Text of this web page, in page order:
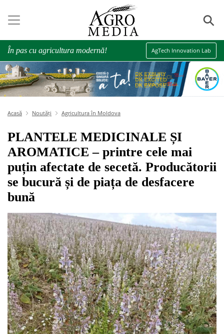
⚲
În pas cu agricultura modernă! AgTech Innovation Lab
Acasă Noutăți Agricultura în Moldova
PLANTELE MEDICINALE ȘI
AROMATICE – printre cele mai
puțin afectate de secetă. Producătorii
se bucură și de piața de desfacere
bună